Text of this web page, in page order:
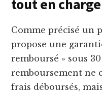
tout en charge
Comme précisé un
propose une
remboursé » sous
remboursement ne
frais déboursés,